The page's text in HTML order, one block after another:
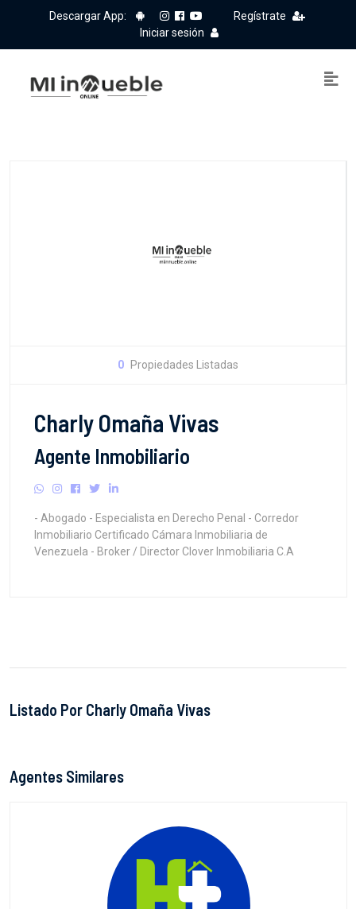
Descargar App:
Regístrate
Iniciar sesión
0 Propiedades Listadas
Charly Omaña Vivas
Agente Inmobiliario
- Abogado - Especialista en Derecho Penal - Corredor
Inmobiliario Certificado Cámara Inmobiliaria de
Venezuela - Broker / Director Clover Inmobiliaria C.A
Listado Por Charly Omaña Vivas
Agentes Similares